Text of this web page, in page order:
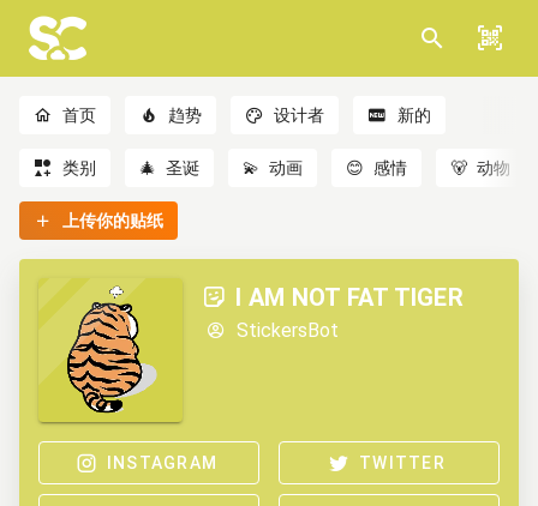
首页 趋势 设计者 新的
类别 🎄 圣诞 💫 动画 😊 感情 🐻 动物
上传你的贴纸
I AM NOT FAT TIGER
StickersBot
INSTAGRAM TWITTER